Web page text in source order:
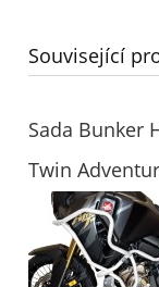
Související
Sada Bunker
Twin